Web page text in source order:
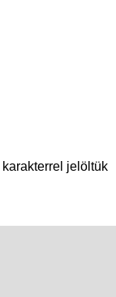
karakterrel jelöltük